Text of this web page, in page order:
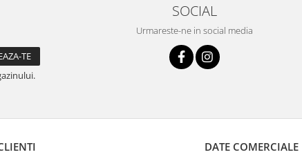
SOCIAL
Urmareste-ne in social media
DATE COMERCIALE